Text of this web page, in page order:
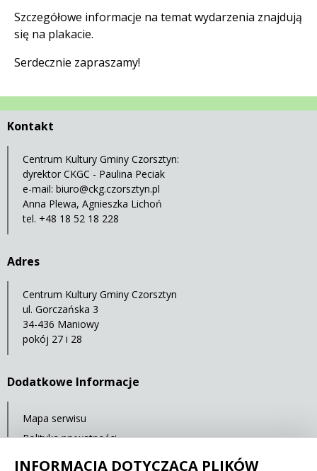
Szczegółowe informacje na temat wydarzenia znajdują
się na plakacie.
Serdecznie zapraszamy!
Kontakt
Centrum Kultury Gminy Czorsztyn:
dyrektor CKGC - Paulina Peciak
e-mail: biuro@ckg.czorsztyn.pl
Anna Plewa, Agnieszka Lichoń
tel. +48 18 52 18 228
Adres
Centrum Kultury Gminy Czorsztyn
ul. Gorczańska 3
34-436 Maniowy
pokój 27 i 28
Dodatkowe Informacje
Mapa serwisu
Polityka prywatności
Deklaracja dostępności
INFORMACJA DOTYCZĄCA PLIKÓW